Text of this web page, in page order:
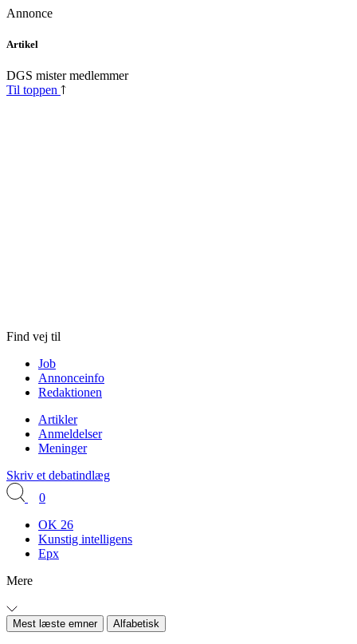
Annonce
Skip
content
Artikel
DGS mister medlemmer
Til toppen
Find vej til
Job
Annonceinfo
Redaktionen
Artikler
Anmeldelser
Meninger
Skriv et debatindlæg
0
OK 26
Kunstig intelligens
Epx
Mere
Mest læste emner Alfabetisk